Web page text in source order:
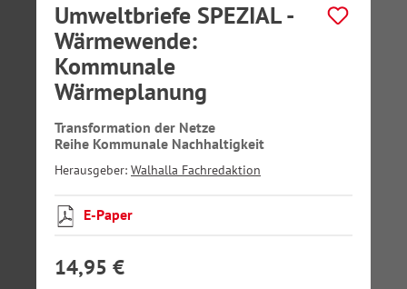
Umweltbriefe SPEZIAL -
Wärmewende:
Kommunale
Wärmeplanung
Transformation der Netze
Reihe Kommunale Nachhaltigkeit
Herausgeber: Walhalla Fachredaktion
E-Paper
14,95 €